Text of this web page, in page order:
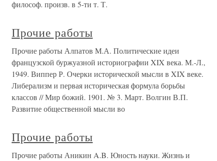
философ. произв. в 5-ти т. Т.
Прочие работы
Прочие работы Алпатов М.А. Политические идеи
французской буржуазной историографии XIX века. М.-Л.,
1949. Виппер Р. Очерки исторической мысли в XIX веке.
Либерализм и первая историческая формула борьбы
классов // Мир божий. 1901. № 3. Март. Волгин В.П.
Развитие общественной мысли во
Прочие работы
Прочие работы Аникин A.B. Юность науки. Жизнь и